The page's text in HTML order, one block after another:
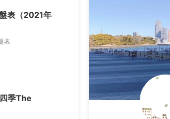
表（2021年
表
季The